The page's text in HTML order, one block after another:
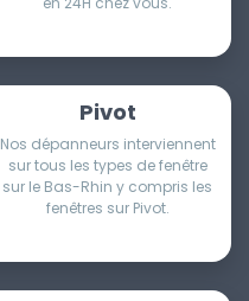
Pivot
Nos dépanneurs interviennent
sur tous les types de fenêtre
sur le Bas-Rhin y compris les
fenêtres sur Pivot.